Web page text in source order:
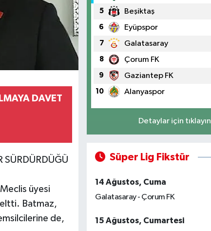
DAVET
SÜRDÜRDÜĞÜ
üyesi
Batmaz,
de,
5 Beşiktaş
6 Eyüpspor
7 Galatasaray
8 Çorum FK
9 Gaziantep FK
10 Alanyaspor
Detaylar için tıklayın
Süper Lig Fikstür
14 Ağustos, Cuma
Galatasaray - Çorum FK
15 Ağustos, Cumartesi